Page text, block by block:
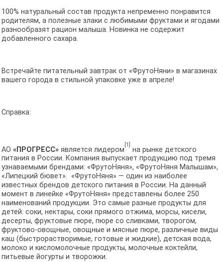
100% натуральный состав продукта непременно понравится
родителям, а полезные злаки с любимыми фруктами и ягодами
разнообразят рацион малыша. Новинка не содержит
добавленного сахара.
Встречайте питательный завтрак от «ФрутоНяни» в магазинах
вашего города в стильной упаковке уже в апреле!
Справка:
АО «ПРОГРЕСС»является лидером
[1]
на рынке детского
питания в России. Компания выпускает продукцию под тремя
узнаваемыми брендами: «ФрутоНяня», «ФрутоНяня Малышам»,
«Липецкий бювет». «ФрутоНяня» — один из наиболее
известных брендов детского питания в России. На данный
момент в линейке «ФрутоНяня» представлены более 250
наименований продукции. Это самые разные продукты для
детей: соки, нектары, соки прямого отжима, морсы, кисели,
десерты, фруктовые пюре, пюре со сливками, творогом,
фруктово-овощные, овощные и мясные пюре, различные виды
каш (быстрорастворимые, готовые и жидкие), детская вода,
молоко и кисломолочные продукты, молочные коктейли,
питьевые йогурты и творожки.